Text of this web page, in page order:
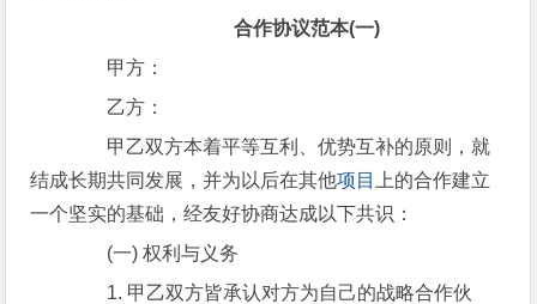
合作协议范本(一)
甲方：
乙方：
甲乙双方本着平等互利、优势互补的原则，就
结成长期共同发展，并为以后在其他项目
上的合作建立
一个坚实的基础，经友好协商达成以下共识：
(一) 权利与义务
1. 甲乙双方皆承认对方为自己的战略合作伙